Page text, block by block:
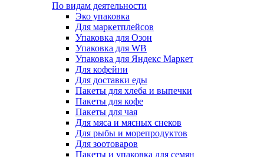
По видам деятельности
Эко упаковка
Для маркетплейсов
Упаковка для Озон
Упаковка для WB
Упаковка для Яндекс Маркет
Для кофейни
Для доставки еды
Пакеты для хлеба и выпечки
Пакеты для кофе
Пакеты для чая
Для мяса и мясных снеков
Для рыбы и морепродуктов
Для зоотоваров
Пакеты и упаковка для семян